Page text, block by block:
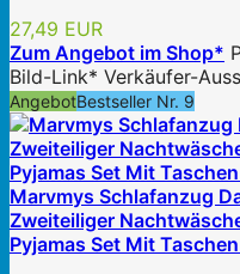
27,49 EUR
Zum Angebot im Shop*
Bild-Link* Verkäufer-
AngebotBestseller Nr. 9
Marvmys Schlafanzug
Zweiteiliger
Pyjamas Set Mit